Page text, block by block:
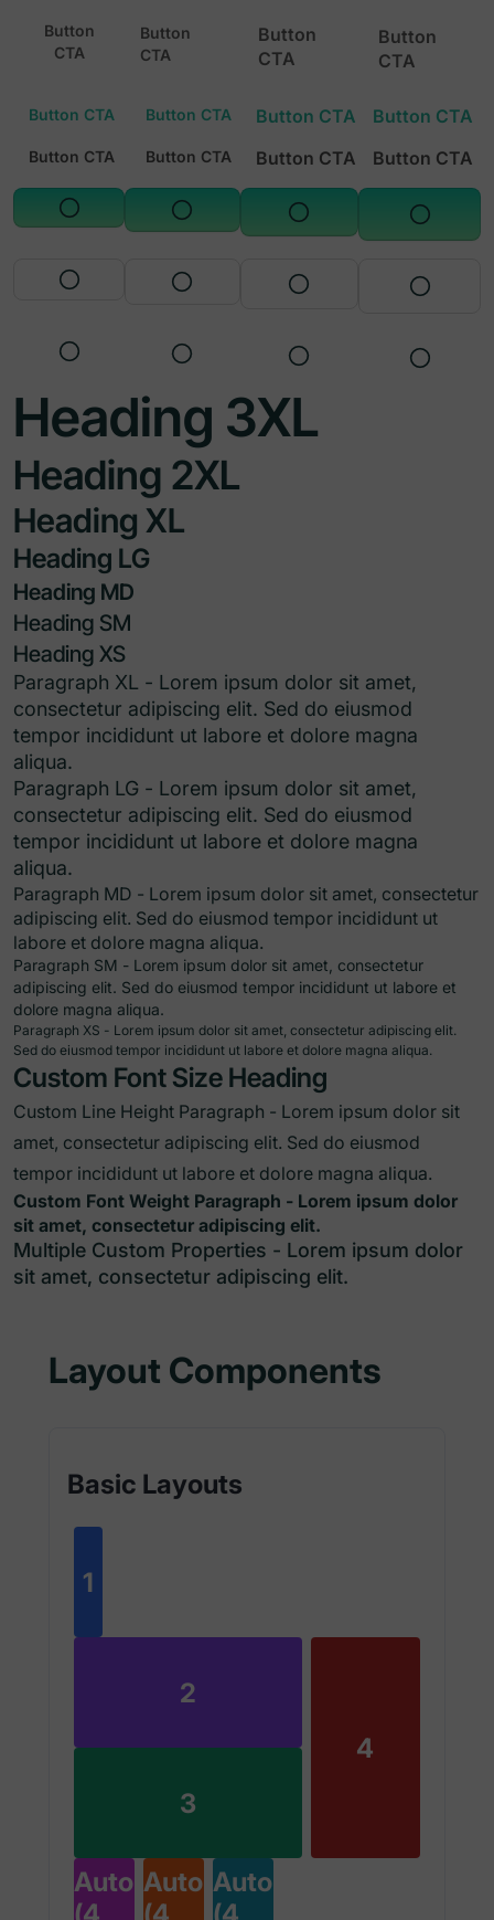
Button
CTA
Button
CTA
Button
CTA
Button
CTA
Button CTA Button CTA Button CTA Button CTA
Button CTA Button CTA Button CTA Button CTA
Heading 3XL
Heading 2XL
Heading XL
Heading LG
Heading MD
Heading SM
Heading XS
Paragraph XL - Lorem ipsum dolor sit amet,
consectetur adipiscing elit. Sed do eiusmod
tempor incididunt ut labore et dolore magna
aliqua.
Paragraph LG - Lorem ipsum dolor sit amet,
consectetur adipiscing elit. Sed do eiusmod
tempor incididunt ut labore et dolore magna
aliqua.
Paragraph MD - Lorem ipsum dolor sit amet, consectetur
adipiscing elit. Sed do eiusmod tempor incididunt ut
labore et dolore magna aliqua.
Paragraph SM - Lorem ipsum dolor sit amet, consectetur
adipiscing elit. Sed do eiusmod tempor incididunt ut labore et
dolore magna aliqua.
Paragraph XS - Lorem ipsum dolor sit amet, consectetur adipiscing elit.
Sed do eiusmod tempor incididunt ut labore et dolore magna aliqua.
Custom Font Size Heading
Custom Line Height Paragraph - Lorem ipsum dolor sit
amet, consectetur adipiscing elit. Sed do eiusmod
tempor incididunt ut labore et dolore magna aliqua.
Custom Font Weight Paragraph - Lorem ipsum dolor
sit amet, consectetur adipiscing elit.
Multiple Custom Properties - Lorem ipsum dolor
sit amet, consectetur adipiscing elit.
Layout Components
Basic Layouts
1
2
3
4
Auto Auto Auto